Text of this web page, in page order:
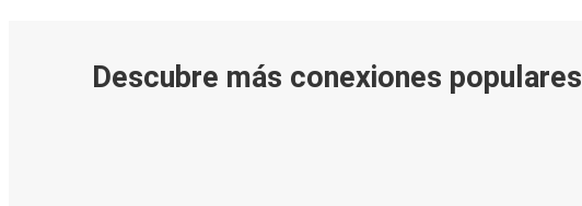
Descubre más conexiones populares